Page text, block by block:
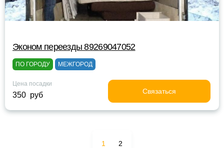
Эконом переезды 89269047052
ПО ГОРОДУ МЕЖГОРОД
Цена посадки
350 руб Связаться
1 2